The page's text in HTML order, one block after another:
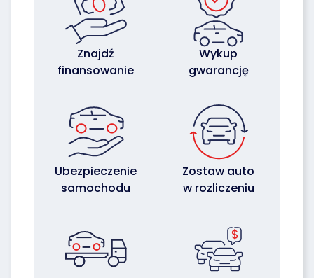
Znajdź
finansowanie
Wykup
gwarancję
Ubezpieczenie
samochodu
Zostaw auto
w rozliczeniu